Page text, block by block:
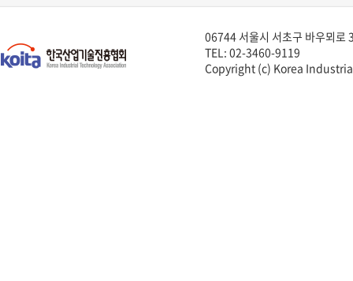
06744 서울시 서초구 바우뫼로
TEL: 02-3460-9119
Copyright (c) Korea